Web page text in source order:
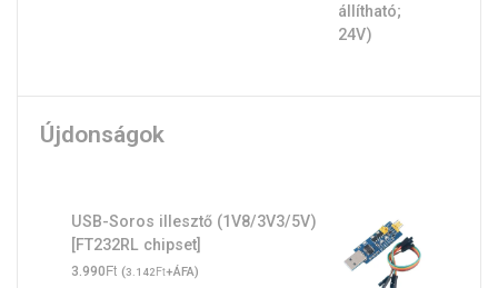
Újdonságok
USB-Soros illesztő (1V8/3V3/5V)
[FT232RL chipset]
3.990Ft (3.142Ft+ÁFA)